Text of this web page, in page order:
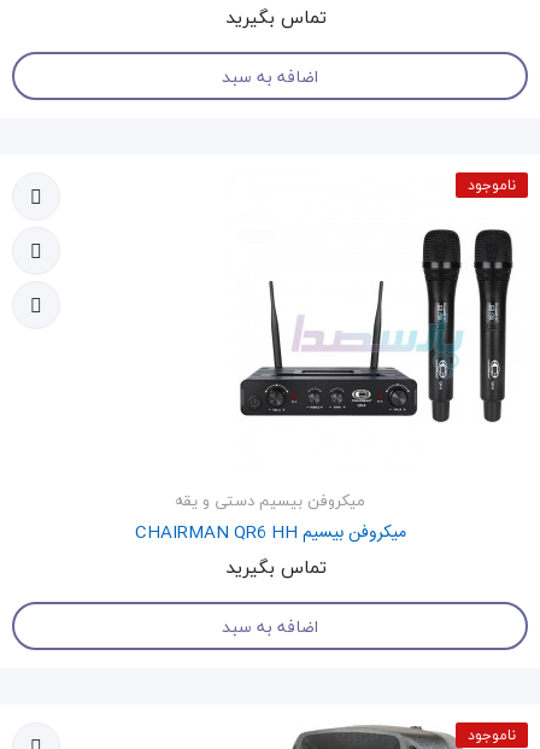
تماس بگیرید
اضافه به سبد
ناموجود
میکروفن بیسیم دستی و یقه
میکروفن بیسیم CHAIRMAN QR6 HH
تماس بگیرید
اضافه به سبد
ناموجود